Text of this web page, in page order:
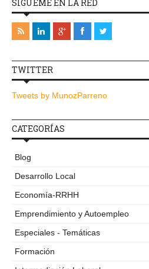
SÍGUEME EN LA RED
TWITTER
Tweets by MunozParreno
CATEGORÍAS
Blog
Desarrollo Local
Economía-RRHH
Emprendimiento y Autoempleo
Especiales - Temáticas
Formación